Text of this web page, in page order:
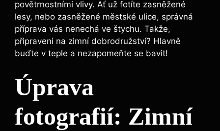
povětrnostními vlivy. Ať už fotíte zasněžené
lesy, nebo zasněžené městské ulice, správná
příprava vás nenechá ve štychu. Takže,
připraveni na zimní dobrodružství? Hlavně
buďte v teple a nezapomeňte se bavit!
Úprava
fotografií: Zimní